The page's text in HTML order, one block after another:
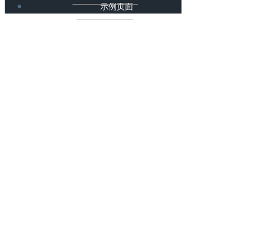
示例页面